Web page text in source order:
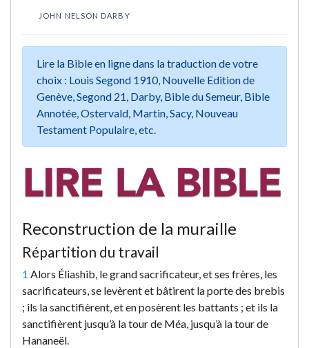
JOHN NELSON DARBY
Lire la Bible en ligne dans la traduction de votre
choix : Louis Segond 1910, Nouvelle Edition de
Genève, Segond 21, Darby, Bible du Semeur, Bible
Annotée, Ostervald, Martin, Sacy, Nouveau
Testament Populaire, etc.
Reconstruction de la muraille
Répartition du travail
1 Alors Éliashib, le grand sacrificateur, et ses frères, les
sacrificateurs, se levèrent et bâtirent la porte des brebis
; ils la sanctifièrent, et en posèrent les battants ; et ils la
sanctifièrent jusqu’à la tour de Méa, jusqu’à la tour de
Hananeël.